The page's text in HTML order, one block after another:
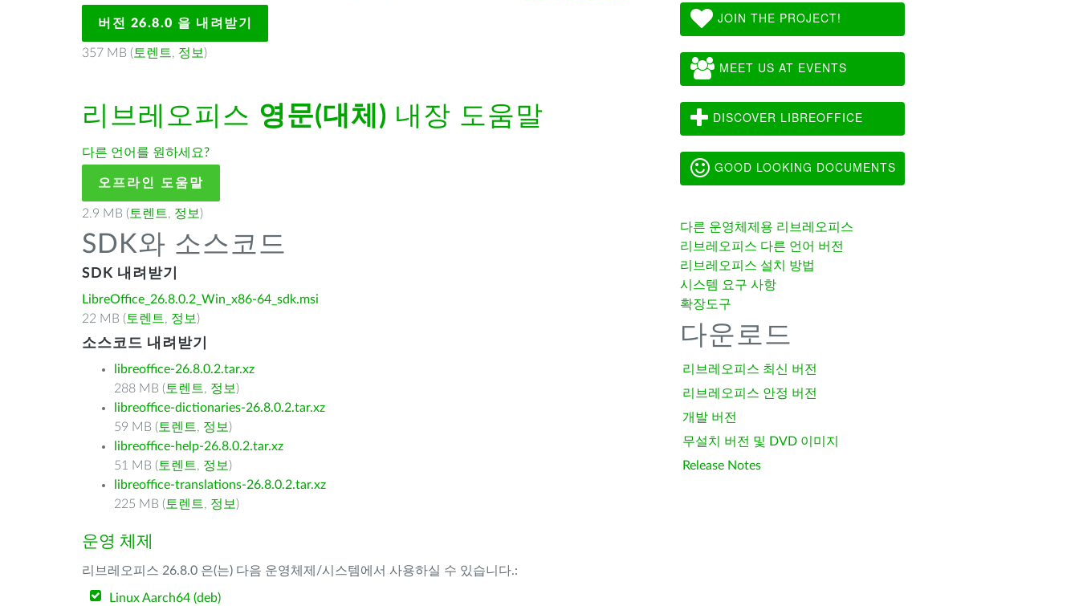
버전 26.8.0 을 내려받기
357 MB ( 토렌트, 정보 )
리브레오피스 영문(대체) 내장 도움말
다른 언어를 원하세요?
오프라인 도움말
2.9 MB ( 토렌트, 정보 )
SDK와 소스코드
SDK 내려받기
LibreOffice_26.8.0.2_Win_x86-64_sdk.msi
22 MB ( 토렌트, 정보 )
소스코드 내려받기
libreoffice-26.8.0.2.tar.xz
288 MB ( 토렌트, 정보 )
libreoffice-dictionaries-26.8.0.2.tar.xz
59 MB ( 토렌트, 정보 )
libreoffice-help-26.8.0.2.tar.xz
51 MB ( 토렌트, 정보 )
libreoffice-translations-26.8.0.2.tar.xz
225 MB ( 토렌트, 정보 )
운영 체제
리브레오피스 26.8.0 은(는) 다음 운영체제/시스템에서 사용하실 수 있습니다.:
Linux Aarch64 (deb)
JOIN THE PROJECT!
MEET US AT EVENTS
DISCOVER LIBREOFFICE
GOOD LOOKING DOCUMENTS
다른 운영체제용 리브레오피스
리브레오피스 다른 언어 버전
리브레오피스 설치 방법
시스템 요구 사항
확장도구
다운로드
리브레오피스 최신 버전
리브레오피스 안정 버전
개발 버전
무설치 버전 및 DVD 이미지
Release Notes